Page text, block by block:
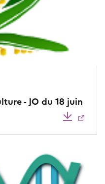
- JO du 18 juin